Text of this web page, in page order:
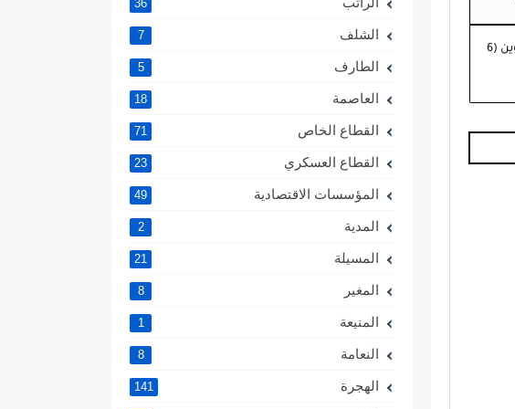
شهادة مدرسية للسنة الثالثة ثانوي كاملة + شهادة مدة التكوين (6
36
الشلف 7
الطارف 5
العاصمة 18
القطاع الخاص 71
القطاع العسكري 23
المؤسسات الاقتصادية 49
المدية 2
المسيلة 21
المغير 8
المنيعة 1
النعامة 8
الهجرة 141